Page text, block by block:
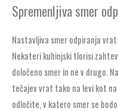
Spremenljiva smer
Nastavljiva smer odpiranja
Nekateri kuhinjski tlorisi
določeno smer in ne v drugo.
tečajev vrat tako na levi kot
odločite, v katero smer se